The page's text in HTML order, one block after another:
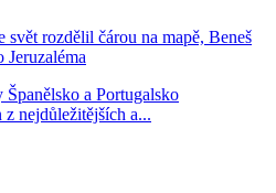
svět rozdělil čárou na mapě, Beneš
a Portugalsko
nejdůležitějších a...